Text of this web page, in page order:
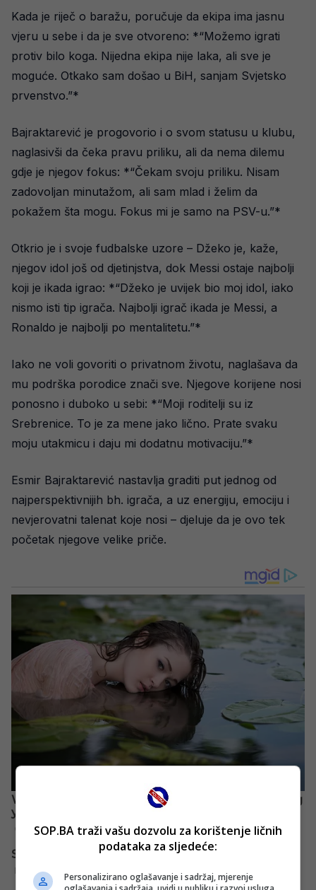
Kada je riječ o baražu, poručuje da ekipa ima jasnu
vjeru u sebe i da je sve otvoreno: *“Možemo igrati
protiv bilo koga. Nijedna ekipa nije laka, ali sve je
moguće. Otkako sam došao u BiH, sanjam Svjetsko
prvenstvo.”*
Bajraktarević je progovorio i o svom statusu u klubu,
naglasivši da čeka pravu priliku, ali da nema dilemu
gdje je njegov fokus: *“Čekam svoju priliku. Nisam
zadovoljan minutažom, ali sam mlad i želim da
pokažem šta mogu. Fokus mi je samo na PSV-u.”*
Otkrio je i svoje fudbalske uzore – Džeko je, kaže,
njegov idol još od djetinjstva, dok Messi ostaje najbolji
koji je ikada igrao: *“Džeko je uvijek bio moj idol, iako
nismo isti tip igrača. Najbolji igrač ikada je Messi, a
Ronaldo je najbolji po mentalitetu.”*
Iako ne voli govoriti o privatnom životu, naglašava da
mu podrška porodice znači sve. Njegove korijene nosi
ponosno i duboko u sebi: *“Moji roditelji su iz
Srebrenice. To je za mene jako lično. Prate svaku
moju utakmicu i daju mi dodatnu motivaciju.”*
Esmir Bajraktarević nastavlja graditi put jednog od
najperspektivnijih bh. igrača, a uz energiju, emociju i
nevjerovatni talenat koje nosi – djeluje da je ovo tek
početak njegove velike priče.
SOP.BA traži vašu dozvolu za korištenje ličnih
podataka za sljedeće:
Personalizirano oglašavanje i sadržaj, mjerenje